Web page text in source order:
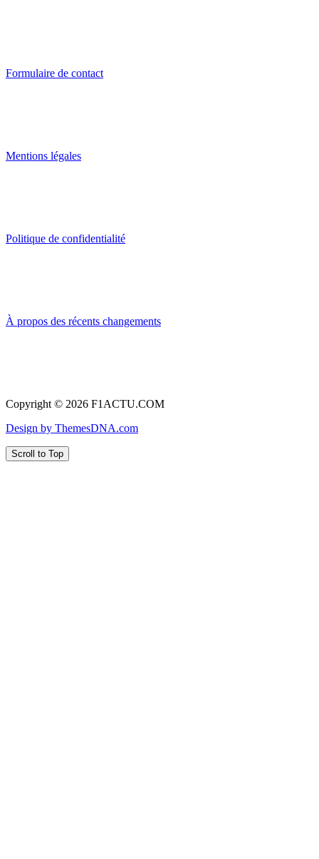
Formulaire de contact
Mentions légales
Politique de confidentialité
À propos des récents changements
Copyright © 2026 F1ACTU.COM
Design by ThemesDNA.com
Scroll to Top